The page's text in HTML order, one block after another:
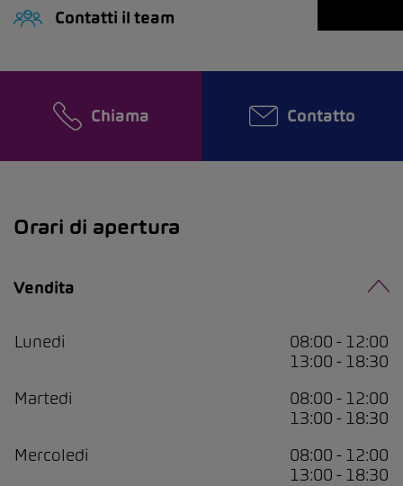
Contatti il team
Chiama Contatto
Orari di apertura
Vendita
Lunedi
08:00 - 12:00
13:00 - 18:30
Martedi
08:00 - 12:00
13:00 - 18:30
Mercoledi
08:00 - 12:00
13:00 - 18:30